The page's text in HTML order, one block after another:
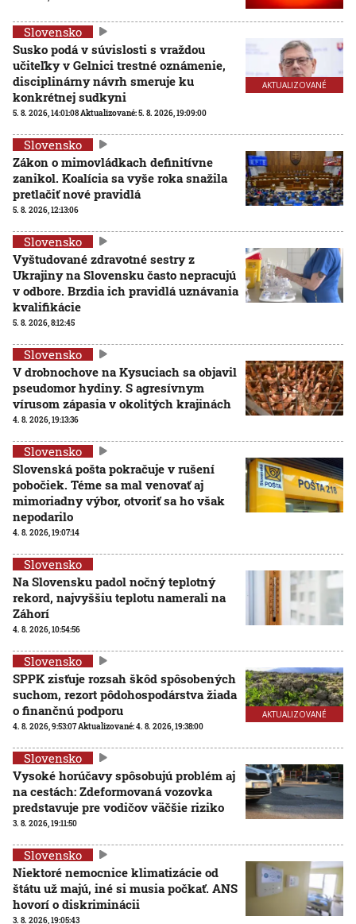
AKTUALIZOVANÉ
Slovensko
Susko podá v súvislosti s vraždou
učiteľky v Gelnici trestné oznámenie,
disciplinárny návrh smeruje ku
konkrétnej sudkyni
5. 8. 2026, 14:01:08 Aktualizované:5. 8. 2026, 19:09:00
Slovensko
Zákon o mimovládkach definitívne
zanikol. Koalícia sa vyše roka snažila
pretlačiť nové pravidlá
5. 8. 2026, 12:13:06
Slovensko
Vyštudované zdravotné sestry z
Ukrajiny na Slovensku často nepracujú
v odbore. Brzdia ich pravidlá uznávania
kvalifikácie
5. 8. 2026, 8:12:45
Slovensko
V drobnochove na Kysuciach sa objavil
pseudomor hydiny. S agresívnym
vírusom zápasia v okolitých krajinách
4. 8. 2026, 19:13:36
Slovensko
Slovenská pošta pokračuje v rušení
pobočiek. Téme sa mal venovať aj
mimoriadny výbor, otvoriť sa ho však
nepodarilo
4. 8. 2026, 19:07:14
Slovensko
Na Slovensku padol nočný teplotný
rekord, najvyššiu teplotu namerali na
Záhorí
4. 8. 2026, 10:54:56
AKTUALIZOVANÉ
Slovensko
SPPK zisťuje rozsah škôd spôsobených
suchom, rezort pôdohospodárstva žiada
o finančnú podporu
4. 8. 2026, 9:53:07 Aktualizované:4. 8. 2026, 19:38:00
Slovensko
Vysoké horúčavy spôsobujú problém aj
na cestách: Zdeformovaná vozovka
predstavuje pre vodičov väčšie riziko
3. 8. 2026, 19:11:50
Slovensko
Niektoré nemocnice klimatizácie od
štátu už majú, iné si musia počkať. ANS
hovorí o diskriminácii
3. 8. 2026, 19:05:43